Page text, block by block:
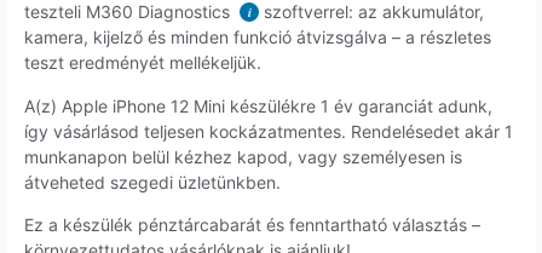
teszteli M360 Diagnostics
i
szoftverrel: az akkumulátor,
kamera, kijelző és minden funkció átvizsgálva – a részletes
teszt eredményét mellékeljük.
A(z) Apple iPhone 12 Mini készülékre 1 év garanciát adunk,
így vásárlásod teljesen kockázatmentes. Rendelésedet akár 1
munkanapon belül kézhez kapod, vagy személyesen is
átveheted szegedi üzletünkben.
Ez a készülék pénztárcabarát és fenntartható választás –